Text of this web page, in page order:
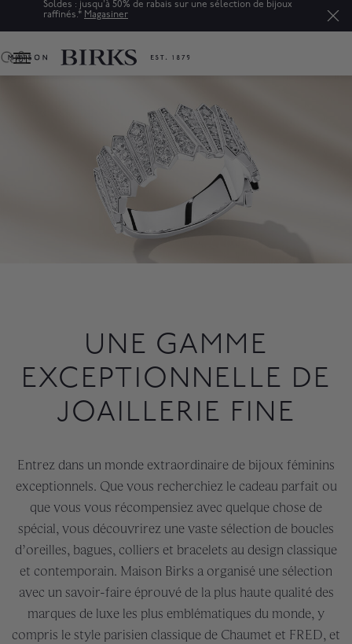
Soldes : jusqu'à 50% de rabais sur une sélection de bijoux
raffinés.* Magasiner
0
UNE GAMME
EXCEPTIONNELLE DE
JOAILLERIE FINE
Entrez dans un monde extraordinaire de bijoux féminins
exceptionnels. Que vous recherchiez le cadeau parfait ou
que vous vous récompensiez avec quelque chose de
spécial, vous découvrirez une vaste sélection de boucles
d’oreilles, bagues, colliers et bracelets au design classique
et contemporain. Maison Birks a organisé une sélection
avec un savoir-faire éprouvé de la plus haute qualité des
marques de luxe les plus emblématiques du monde, y
compris le style parisien classique de Chaumet et FRED, et